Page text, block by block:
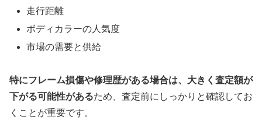
走行距離
ボディカラーの人気度
市場の需要と供給
特にフレーム損傷や修理歴がある場合は、大きく査定額が
下がる可能性があるため、査定前にしっかりと確認してお
くことが重要です。